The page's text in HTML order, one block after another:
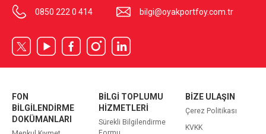
0850 222 0 414 bilgi@oyakportfoy.com.tr
FON
BİLGİLENDİRME
DOKÜMANLARI
BİLGİ TOPLUMU
HİZMETLERİ
Sürekli Bilgilendirme
BİZE ULAŞIN
Çerez Politikası
KVKK